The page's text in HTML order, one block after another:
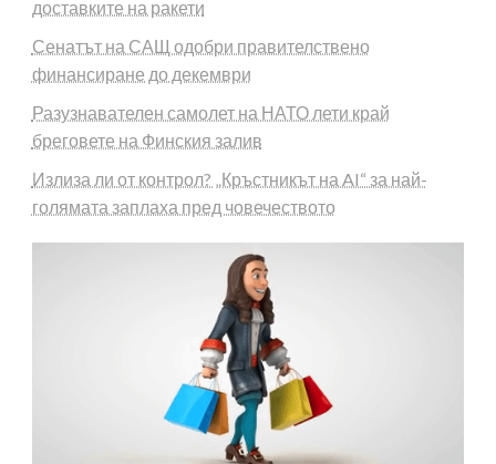
доставките на ракети
Сенатът на САЩ одобри правителствено
финансиране до декември
Разузнавателен самолет на НАТО лети край
бреговете на Финския залив
Излиза ли от контрол? „Кръстникът на AI“ за най-
голямата заплаха пред човечеството